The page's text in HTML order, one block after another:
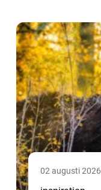
02 augusti 2026